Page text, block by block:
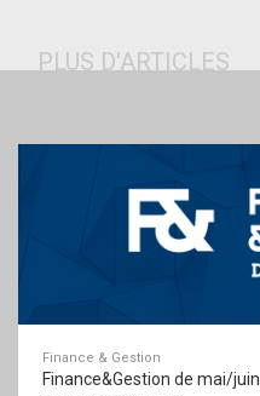
PLUS D'ARTICLES
Finance & Gestion
Finance&Gestion de mai/juin